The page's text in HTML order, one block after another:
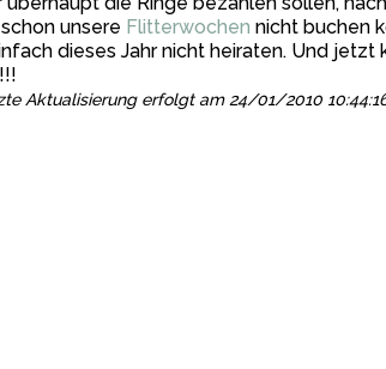
unsere Flitterwochen nicht buchen
dieses Jahr nicht heiraten. Und jetzt
Aktualisierung erfolgt am 24/01/2010